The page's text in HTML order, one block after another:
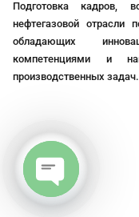
Подготовка кадров,
нефтегазовой отрасли
обладающих
компетенциями и
производственных задач.